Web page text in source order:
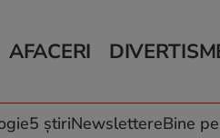
AFACERI
Auto
Locuri de muncă
Horoscop
Muzică și Filme
5 știriNewslettereBine